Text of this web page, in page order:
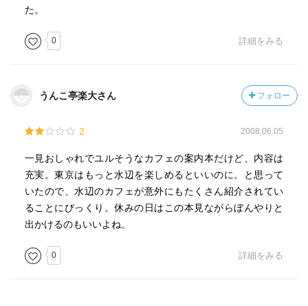
た。
0 詳細をみる
うんこ亭楽大さん フォロー
2 2008.06.05
一見おしゃれでユルそうなカフェの案内本だけど、内容は
充実。東京はもっと水辺を楽しめるといいのに。と思って
いたので、水辺のカフェが意外にもたくさん紹介されてい
ることにびっくり。休みの日はこの本見ながらぼんやりと
出かけるのもいいよね。
0 詳細をみる